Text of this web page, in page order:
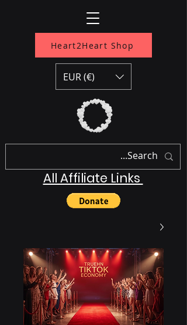
Heart2Heart Shop
All Affiliate Links
EUR (€)